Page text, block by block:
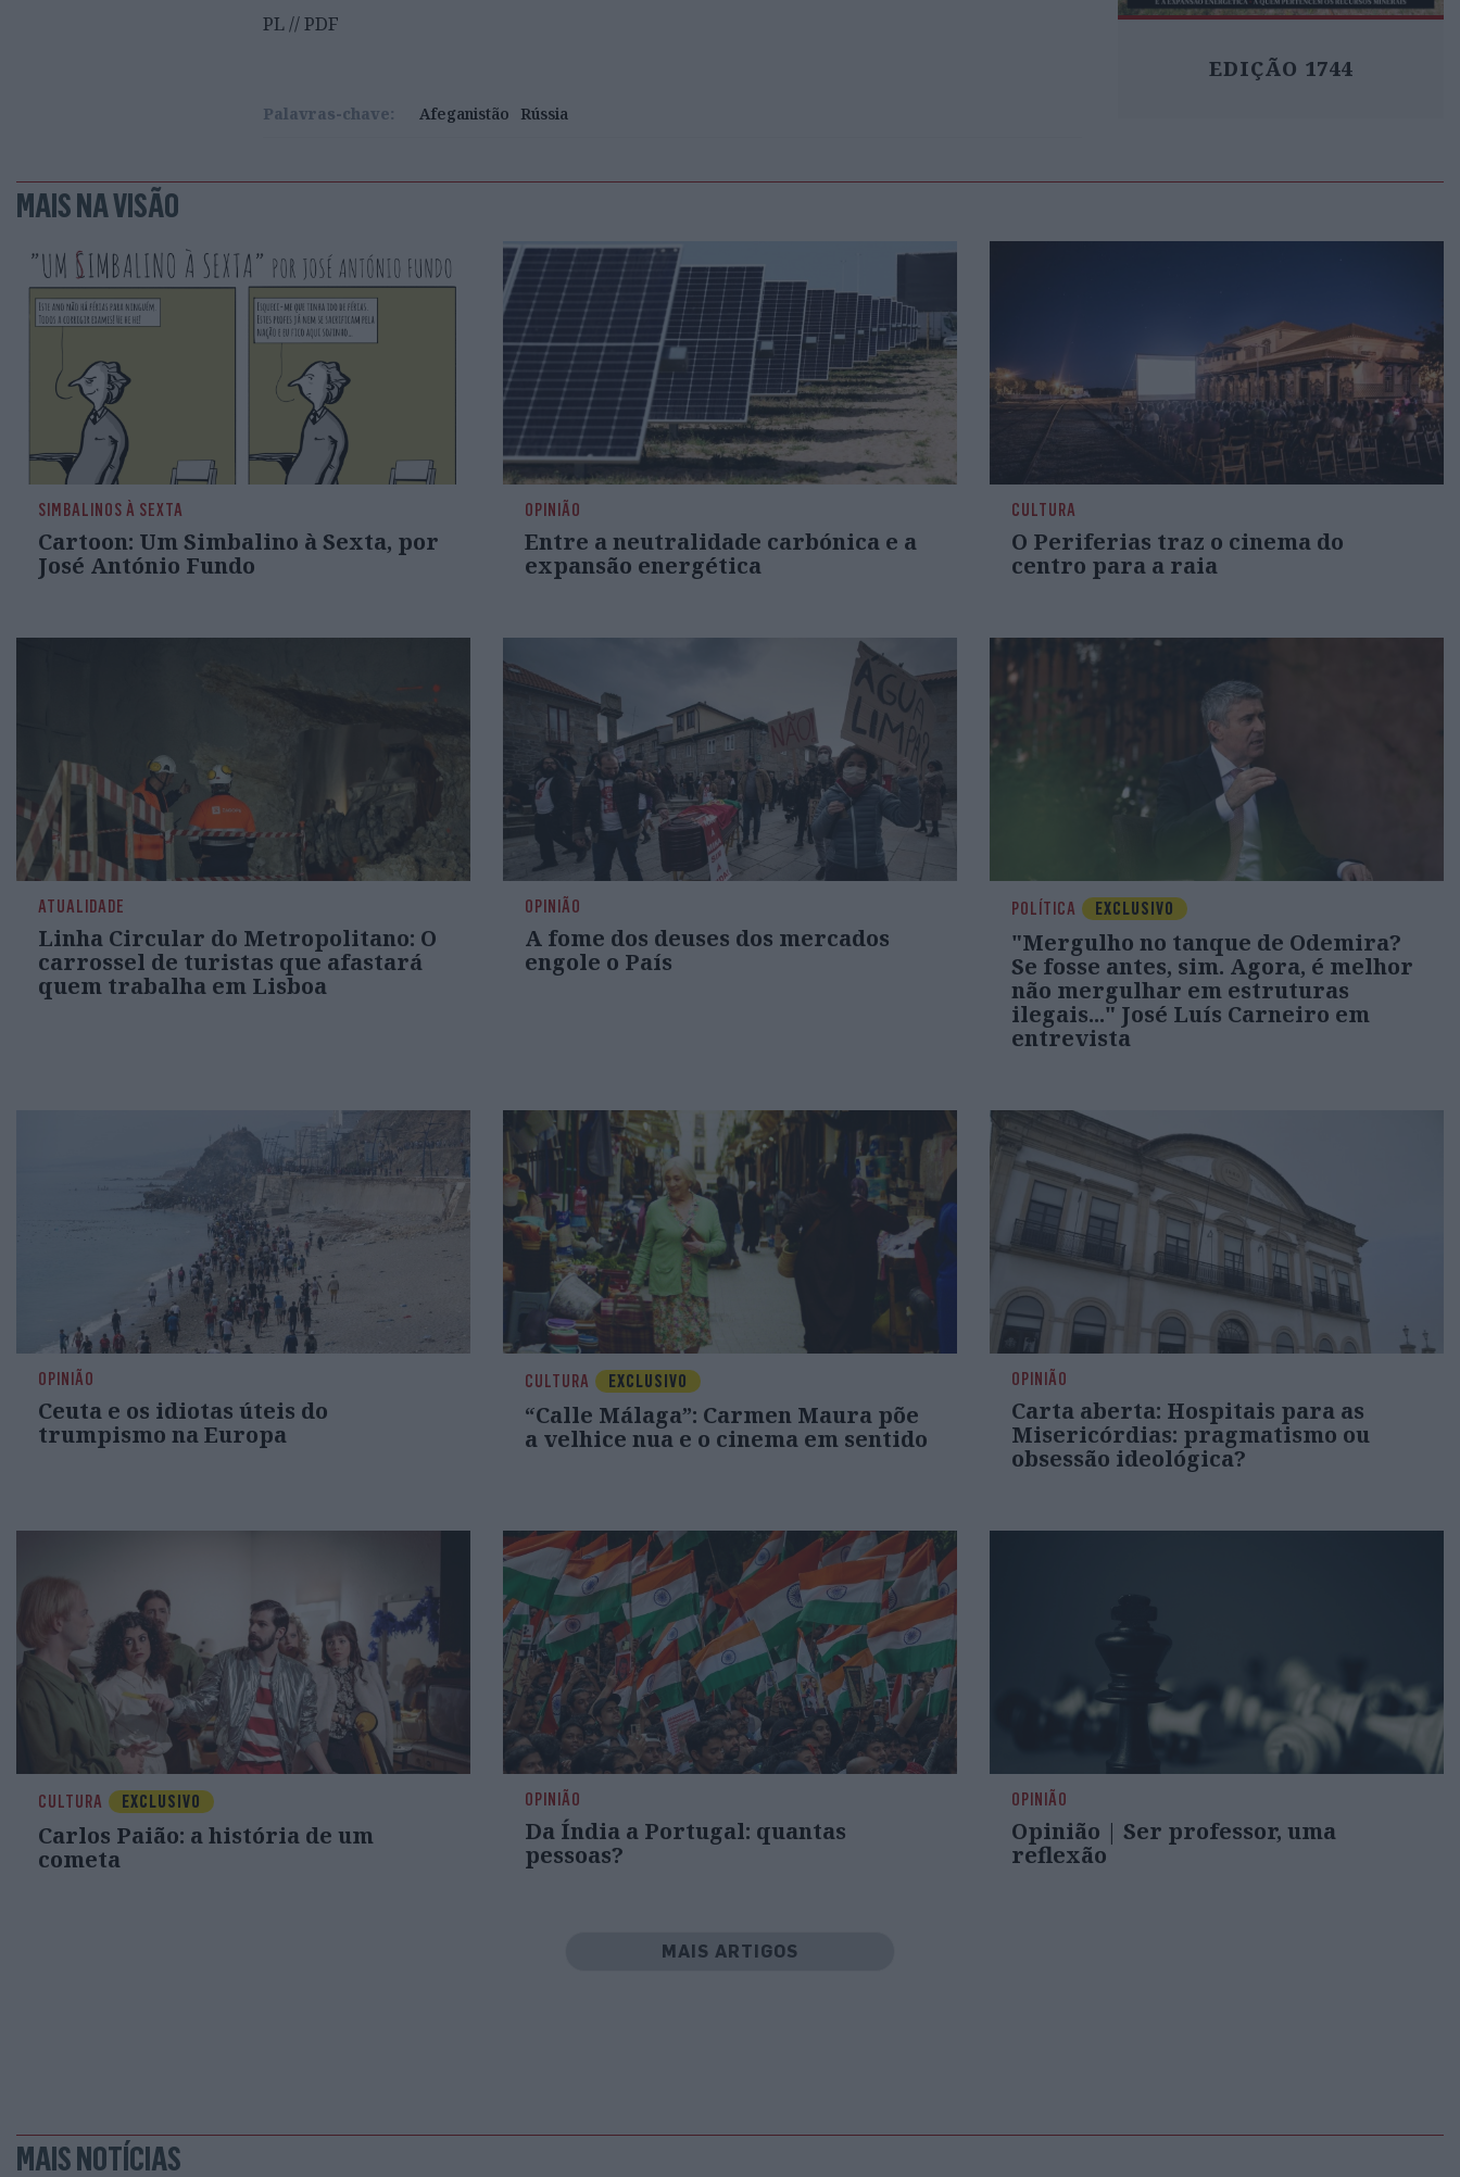
PL // PDF
Palavras-chave: Afeganistão Rússia
EDIÇÃO 1744
MAIS NA VISÃO
SIMBALINOS À SEXTA
Cartoon: Um Simbalino à Sexta, por
José António Fundo
OPINIÃO
Entre a neutralidade carbónica e a
expansão energética
CULTURA
O Periferias traz o cinema do
centro para a raia
ATUALIDADE
Linha Circular do Metropolitano: O
carrossel de turistas que afastará
quem trabalha em Lisboa
OPINIÃO
A fome dos deuses dos mercados
engole o País
POLÍTICA EXCLUSIVO
"Mergulho no tanque de Odemira?
Se fosse antes, sim. Agora, é melhor
não mergulhar em estruturas
ilegais..." José Luís Carneiro em
entrevista
OPINIÃO
Ceuta e os idiotas úteis do
trumpismo na Europa
CULTURA EXCLUSIVO
“Calle Málaga”: Carmen Maura põe
a velhice nua e o cinema em sentido
OPINIÃO
Carta aberta: Hospitais para as
Misericórdias: pragmatismo ou
obsessão ideológica?
CULTURA EXCLUSIVO
Carlos Paião: a história de um
cometa
OPINIÃO
Da Índia a Portugal: quantas
pessoas?
OPINIÃO
Opinião | Ser professor, uma
reflexão
MAIS ARTIGOS
MAIS NOTÍCIAS